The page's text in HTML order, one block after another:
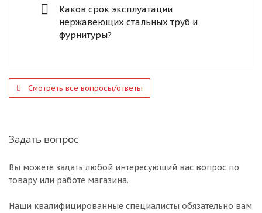
Каков срок эксплуатации
нержавеющих стальных труб и
фурнитуры?
Смотреть все вопросы/ответы
Задать вопрос
Вы можете задать любой интересующий вас вопрос по
товару или работе магазина.
Наши квалифицированные специалисты обязательно вам